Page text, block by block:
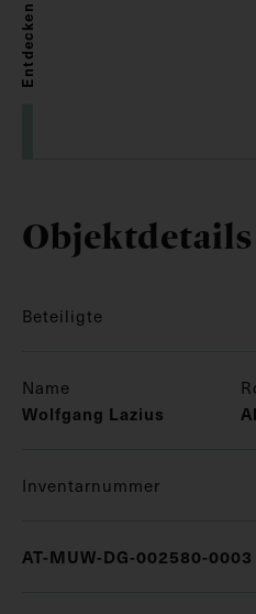
Entdecken
Objektdetails
Beteiligte
Name
Wolfgang Lazius
Inventarnummer
AT-MUW-DG-002580-0003